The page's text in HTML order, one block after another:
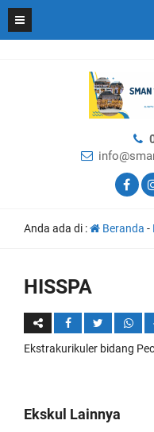
Anda ada di : Beranda -
HISSPA
Ekstrakurikuler bidang
Ekskul Lainnya